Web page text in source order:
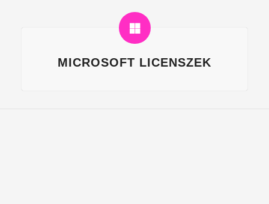
MICROSOFT LICENSZEK